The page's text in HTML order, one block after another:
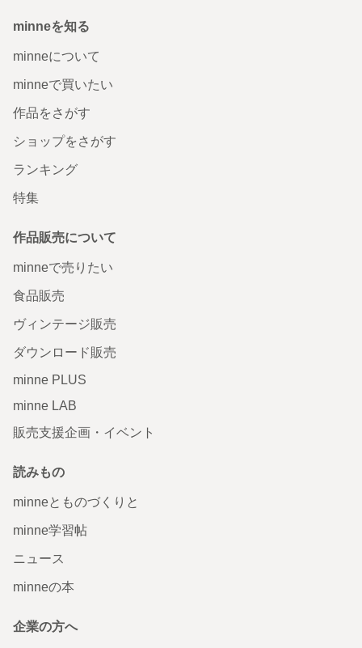
minneを知る
minneについて
minneで買いたい
作品をさがす
ショップをさがす
ランキング
特集
作品販売について
minneで売りたい
食品販売
ヴィンテージ販売
ダウンロード販売
minne PLUS
minne LAB
販売支援企画・イベント
読みもの
minneとものづくりと
minne学習帖
ニュース
minneの本
企業の方へ